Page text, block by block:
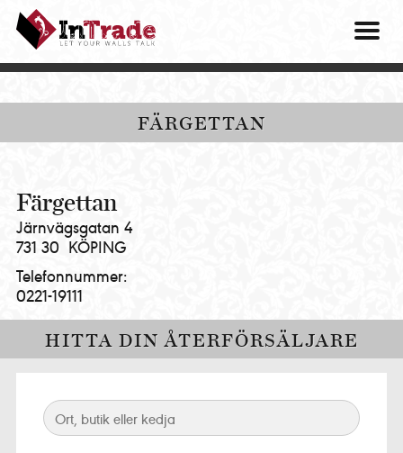
Intrade
ITG
AB
|
your
talk
FÄRGETTAN
Färgettan
Järnvägsgatan 4
731 30 KÖPING
Telefonnummer:
0221-19111
HITTA DIN ÅTERFÖRSÄLJARE
OM
VÅRA
HITTA